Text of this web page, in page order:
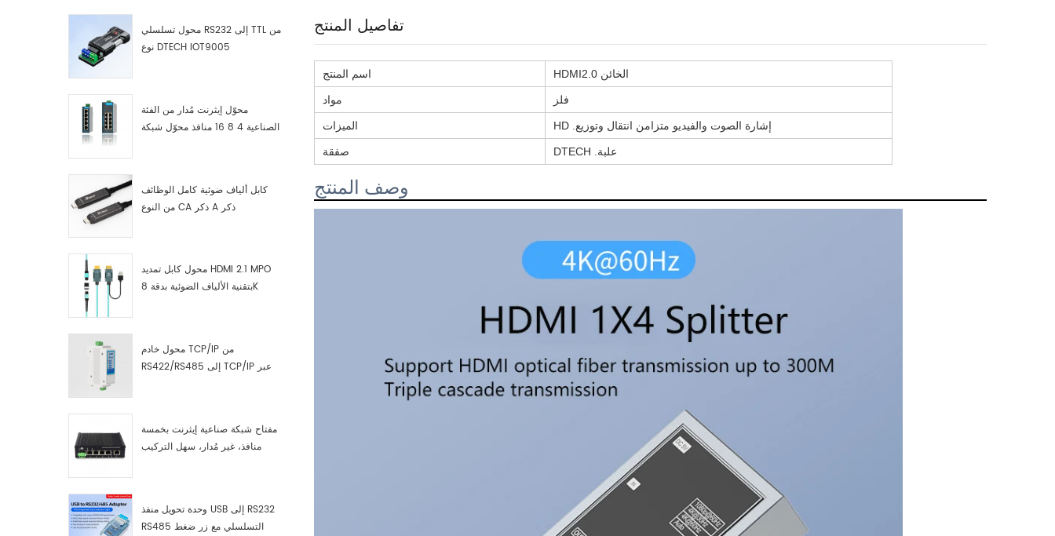
محول تسلسلي RS232 إلى TTL من
نوع DTECH IOT9005
محوّل إيثرنت مُدار من الفئة
الصناعية 4 8 16 منافذ محوّل شبكة
كابل ألياف ضوئية كامل الوظائف
من النوع CA ذكر A ذكر
محول كابل تمديد HDMI 2.1 MPO
بتقنية الألياف الضوئية بدقة 8K
محول خادم TCP/IP من
RS422/RS485 إلى TCP/IP عبر
مفتاح شبكة صناعية إيثرنت بخمسة
منافذ، غير مُدار، سهل التركيب
وحدة تحويل منفذ USB إلى RS232
RS485 التسلسلي مع زر ضغط
تفاصيل المنتج
اسم المنتج HDMI2.0 الخائن
مواد فلز
الميزات HD .إشارة الصوت والفيديو متزامن انتقال وتوزيع
صفقة DTECH .علبة
وصف المنتج